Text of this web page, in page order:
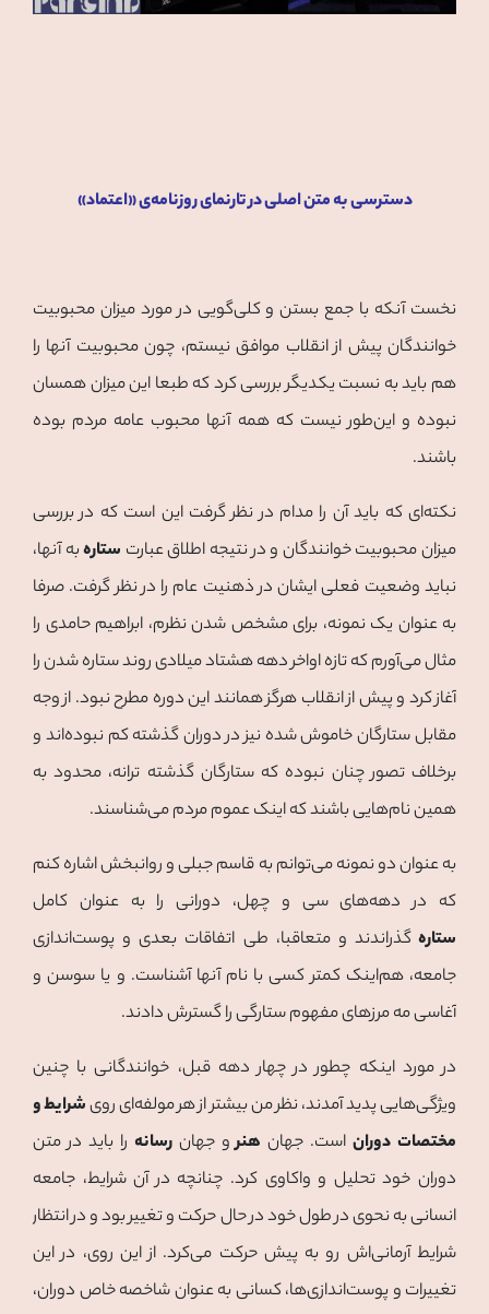
دسترسی به متن اصلی در تارنمای روزنامه‌ی «اعتماد»
نخست آنکه با جمع بستن و کلی‌گویی در مورد میزان محبوبیت
خوانندگان پيش از انقلاب موافق نیستم، چون محبوبیت آنها را
هم باید به نسبت یکدیگر بررسی کرد که طبعا این میزان همسان
نبوده و این‌طور نيست که همه آنها محبوب عامه مردم بوده
باشند.
نکته‌ای که باید آن را مدام در نظر گرفت این است که در بررسی
میزان محبوبیت خوانندگان و در نتیجه اطلاق عبارت ستارهبه آنها،
نباید وضعیت فعلی ایشان در ذهنیت عام را در نظر گرفت. صرفا
به عنوان یک نمونه، برای مشخص شدن نظرم، ابراهیم حامدی را
مثال می‌آورم که تازه اواخر دهه هشتاد میلادی روند ستاره شدن را
آغاز کرد و پیش از انقلاب هرگز همانند این دوره مطرح نبود. از وجه
مقابل ستارگان خاموش شده نیز در دوران گذشته کم نبوده‌اند و
بر‌خلاف تصور چنان نبوده که ستارگان گذشته ترانه، محدود به
همین نام‌هایی باشند که اینک عموم مردم می‌شناسند.
به عنوان دو نمونه می‌توانم به قاسم جبلی و روانبخش اشاره کنم
که در دهه‌های سی و چهل، دورانی را به عنوان کامل
ستاره گذراندند و متعاقبا، طی اتفاقات بعدی و پوست‌اندازی
جامعه، هم‌اینک کمتر کسی با نام آنها آشناست. و یا سوسن و
آغاسی مه مرزهای مفهوم ستارگی را گسترش دادند.
در مورد اینکه چطور در چهار دهه قبل، خوانندگانی با چنین
ویژگی‌هایی پدید آمدند، نظر من بیشتر از هر مولفه‌ای رویشرایط و
مختصات دوران است. جهان هنرو جهان رسانه را باید در متن
دوران خود تحلیل و واکاوی کرد. چنانچه در آن شرایط، جامعه
انسانی به نحوی در طول خود در حال حرکت و تغییر بود و در انتظار
شرایط آرمانی‌اش رو به پیش حرکت می‌کرد. از این روی، در این
تغییرات و پوست‌اندازی‌ها، کسانی به عنوان شاخصه خاص دوران،